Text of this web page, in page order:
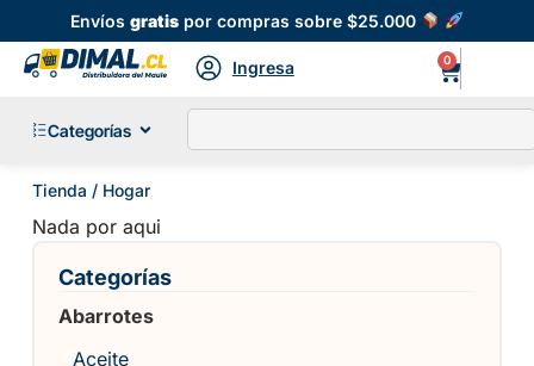
Envíosgratis por compras sobre $25.000
Ingresa 0
Categorías
Tienda / Hogar
Categorías
Abarrotes
Aceite
Nada por aqui